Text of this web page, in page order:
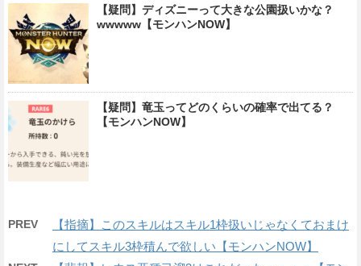
【疑問】ディズニーって大きな公園扱いかな？
wwwww【モンハンNOW】
【疑問】竜玉ってどのくらいの確率で出てる？
【モンハンNOW】
PREV
【指摘】このスキルはスキル1枠扱いじゃなくておまけ
にしてスキル3枠積んで欲しい【モンハンNOW】